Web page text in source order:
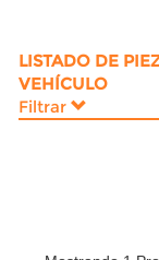
LISTADO DE
VEHÍCULO
Filtrar